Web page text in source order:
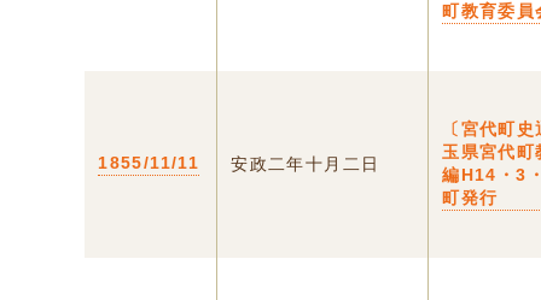
町教育委員
1855/11/11 安政二年十月二日
〔宮代町
玉県宮代町
編H14・3
町発行